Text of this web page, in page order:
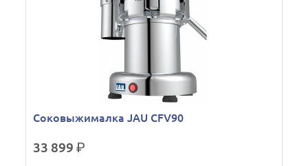
Соковыжималка JAU CFV90
33 899р.